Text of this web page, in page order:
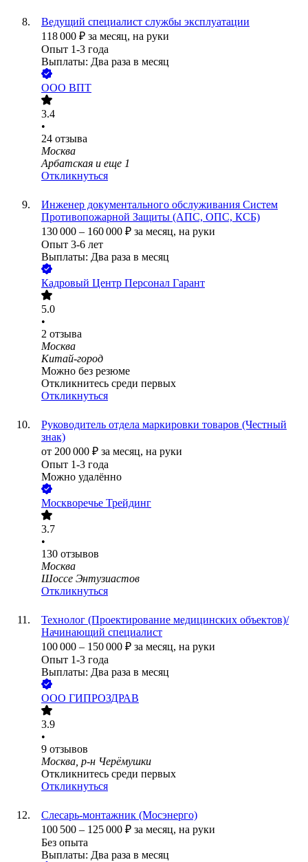
Ведущий специалист службы эксплуатации
118 000 ₽ за месяц, на руки
Опыт 1-3 года
Выплаты: Два раза в месяц
ООО ВПТ
3.4
•
24 отзыва
Москва
Арбатская и еще 1
Откликнуться
Инженер документального обслуживания Систем
Противопожарной Защиты (АПС, ОПС, КСБ)
130 000 – 160 000 ₽ за месяц, на руки
Опыт 3-6 лет
Выплаты: Два раза в месяц
Кадровый Центр Персонал Гарант
5.0
•
2 отзыва
Москва
Китай-город
Можно без резюме
Откликнитесь среди первых
Откликнуться
Руководитель отдела маркировки товаров (Честный
знак)
от 200 000 ₽ за месяц, на руки
Опыт 1-3 года
Можно удалённо
Москворечье Трейдинг
3.7
•
130 отзывов
Москва
Шоссе Энтузиастов
Откликнуться
Технолог (Проектирование медицинских объектов)/
Начинающий специалист
100 000 – 150 000 ₽ за месяц, на руки
Опыт 1-3 года
Выплаты: Два раза в месяц
ООО ГИПРОЗДРАВ
3.9
•
9 отзывов
Москва, р-н Черёмушки
Откликнитесь среди первых
Откликнуться
Слесарь-монтажник (Мосэнерго)
100 500 – 125 000 ₽ за месяц, на руки
Без опыта
Выплаты: Два раза в месяц